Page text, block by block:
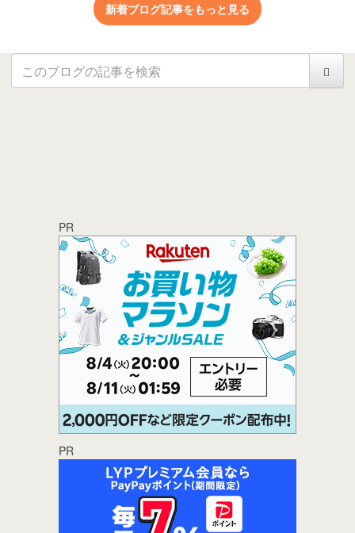
新着ブログ記事をもっと見る
PR
PR